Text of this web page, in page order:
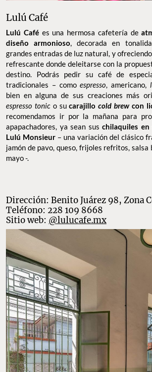
Lulú Café
Lulú Cafées una hermosa cafetería de
diseño armonioso, decorada en
grandes entradas de luz natural, y
refrescante donde deleitarse con la
destino. Podrás pedir su café de
tradicionales – comoespresso, americano,
bien en alguna de sus creaciones más
espresso tonic o sucarajillocold brew con
recomendamos ir por la mañana para
apapachadores, ya sean suschilaquiles
Lulú Monsieur – una variación del clásico
jamón de pavo, queso, frijoles refritos, salsa
mayo -.
Dirección: Benito Juárez 98, Zona
Teléfono: 228 109 8668
Sitio web: @lulucafe.mx